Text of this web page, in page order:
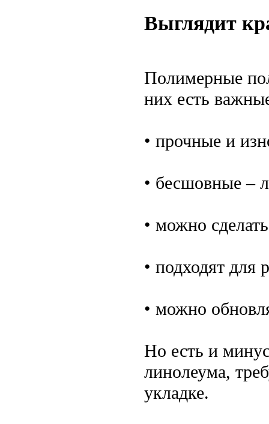
Выглядит
Полимерные
них есть
• прочные и
• бесшовные –
• можно
• подходят для
• можно
Но есть и
линолеума,
укладке.